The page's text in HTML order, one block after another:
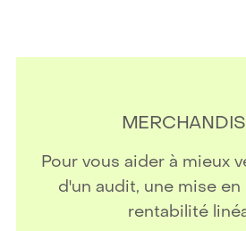
Pour vous aider à mieux
d'un audit, une mise
rentabilité